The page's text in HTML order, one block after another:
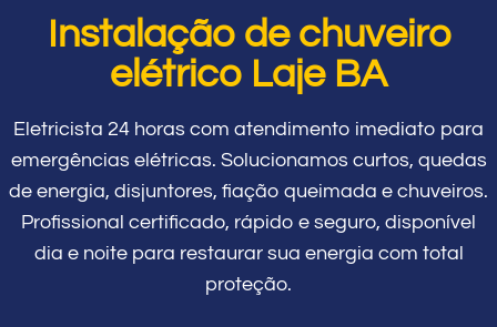
Instalação de chuveiro
elétrico Laje BA
Eletricista 24 horas com atendimento imediato para
emergências elétricas. Solucionamos curtos, quedas
de energia, disjuntores, fiação queimada e chuveiros.
Profissional certificado, rápido e seguro, disponível
dia e noite para restaurar sua energia com total
proteção.